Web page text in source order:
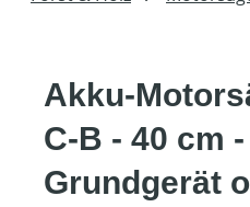
Akku-
C-B - 40 cm
Grundgerät